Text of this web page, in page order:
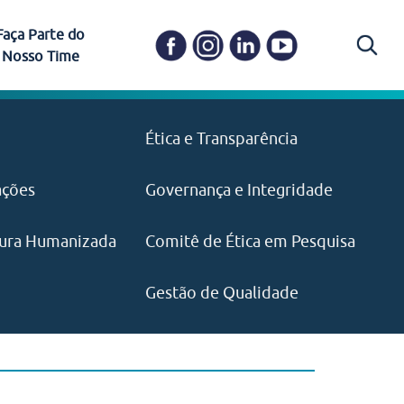
Ética e Transparência
Governança e Integridade
Humanizada Comitê de Ética em Pesquisa
Gestão de Qualidade
Carapicuíba
pelo CEJAM e(11) 97646‑2537
Parte do
Nosso Time
visão e valores?